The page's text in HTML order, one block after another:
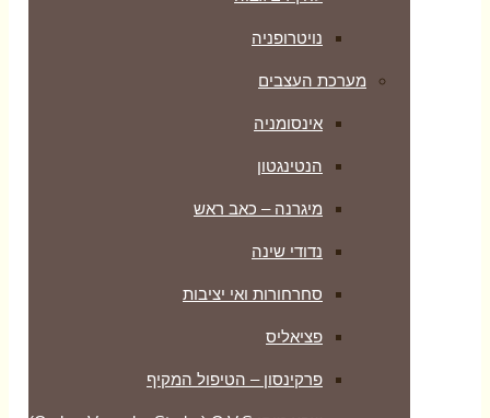
נויטרופניה
מערכת העצבים
אינסומניה
הנטינגטון
מיגרנה – כאב ראש
נדודי שינה
סחרחורות ואי יציבות
פציאליס
פרקינסון – הטיפול המקיף